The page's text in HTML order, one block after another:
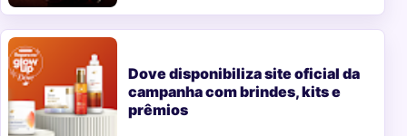
Dove disponibiliza site oficial da
campanha com brindes, kits e
prêmios